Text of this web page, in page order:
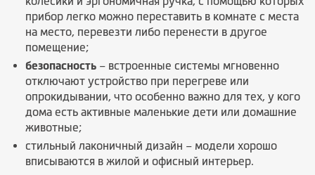
прибор легко можно переставить в комнате с места
на место, перевезти либо перенести в другое
помещение;
безопасность – встроенные системы мгновенно
отключают устройство при перегреве или
опрокидывании, что особенно важно для тех, у кого
дома есть активные маленькие дети или домашние
животные;
стильный лаконичный дизайн – модели хорошо
вписываются в жилой и офисный интерьер.